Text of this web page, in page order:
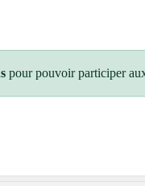
pour pouvoir participer